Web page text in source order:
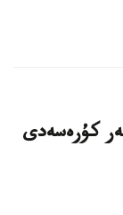
كۇرەسەدى